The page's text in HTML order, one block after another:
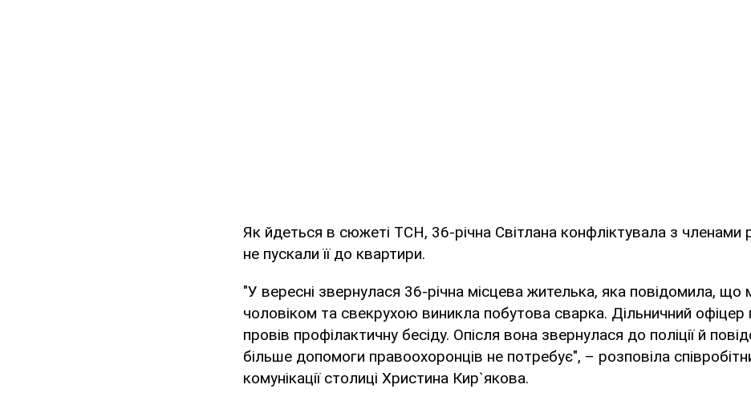
Як йдеться в сюжеті ТСН, 36-річна Світлана конфліктувала з членами
не пускали її до квартири.
"У вересні звернулася 36-річна місцева жителька, яка повідомила, що
чоловіком та свекрухою виникла побутова сварка. Дільничний офіцер
провів профілактичну бесіду. Опісля вона звернулася до поліції й
більше допомоги правоохоронців не потребує", – розповіла
комунікації столиці Христина Кир`якова.